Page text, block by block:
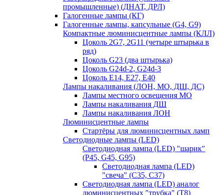
промышленные) (ДНАТ, ДРЛ)
Галогенные лампы (КГ)
Галогенные лампы, капсульные (G4, G9)
Компактные люминисцентные лампы (КЛЛ)
Цоколь 2G7, 2G11 (четыре штырька в
ряд)
Цоколь G23 (два штырька)
Цоколь G24d-2, G24d-3
Цоколь Е14, Е27, Е40
Лампы накаливания (ЛОН, МО, ДШ, ДС)
Лампы местного освещения МО
Лампы накаливания ДШ
Лампы накаливания ЛОН
Люминисцентные лампы
Стартёры для люминисцентных ламп
Светодиодные лампы (LED)
Светодиодная лампа (LED) "шарик"
(P45, G45, G95)
Светодиодная лампа (LED)
"свеча" (С35, С37)
Светодиодная лампа (LED) аналог
люминисцентных "трубка" (T8)